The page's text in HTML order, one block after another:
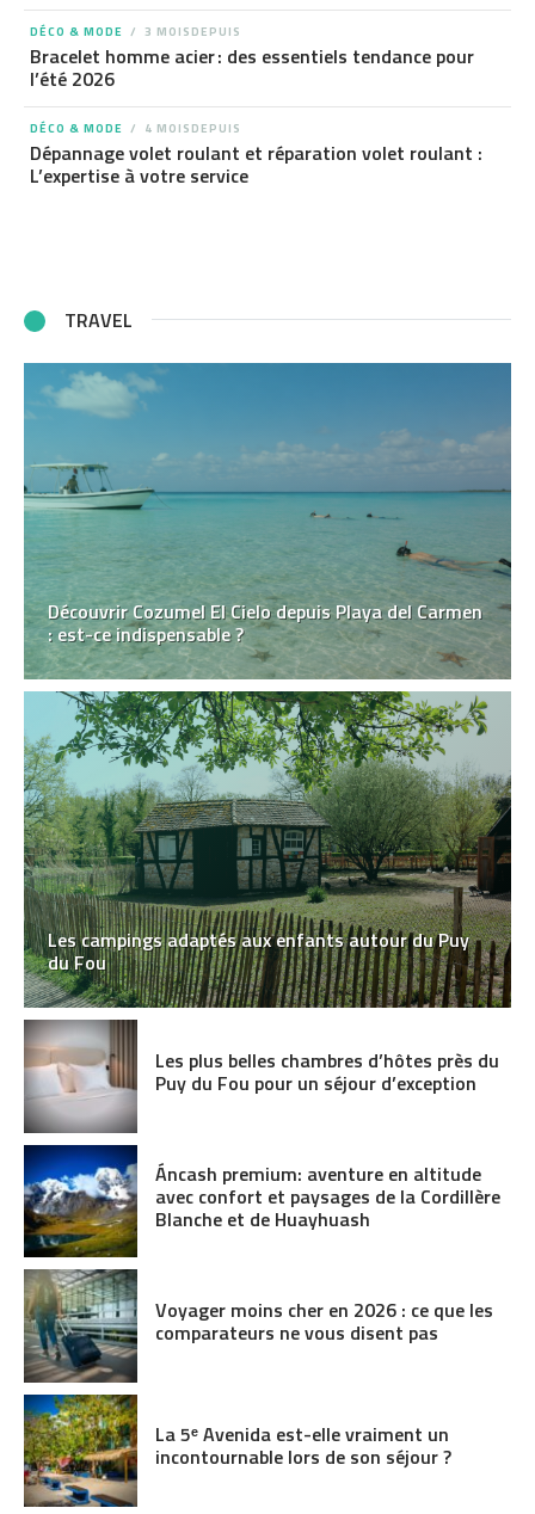
DÉCO & MODE 3 MOISDEPUIS
Bracelet homme acier : des essentiels tendance pour
l’été 2026
DÉCO & MODE 4 MOISDEPUIS
Dépannage volet roulant et réparation volet roulant :
L’expertise à votre service
TRAVEL
Découvrir Cozumel El Cielo depuis Playa del Carmen
: est-ce indispensable ?
Les campings adaptés aux enfants autour du Puy
du Fou
Les plus belles chambres d’hôtes près du
Puy du Fou pour un séjour d’exception
Áncash premium: aventure en altitude
avec confort et paysages de la Cordillère
Blanche et de Huayhuash
Voyager moins cher en 2026 : ce que les
comparateurs ne vous disent pas
La 5ᵉ Avenida est-elle vraiment un
incontournable lors de son séjour ?